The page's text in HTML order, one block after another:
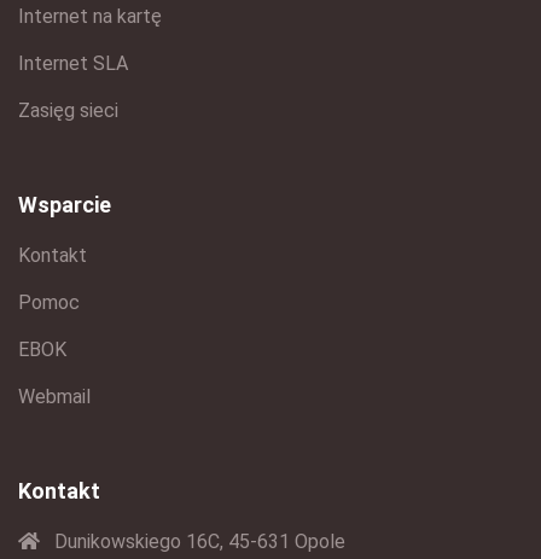
Internet na kartę
Internet SLA
Zasięg sieci
Wsparcie
Kontakt
Pomoc
EBOK
Webmail
Kontakt
Dunikowskiego 16C, 45-631 Opole